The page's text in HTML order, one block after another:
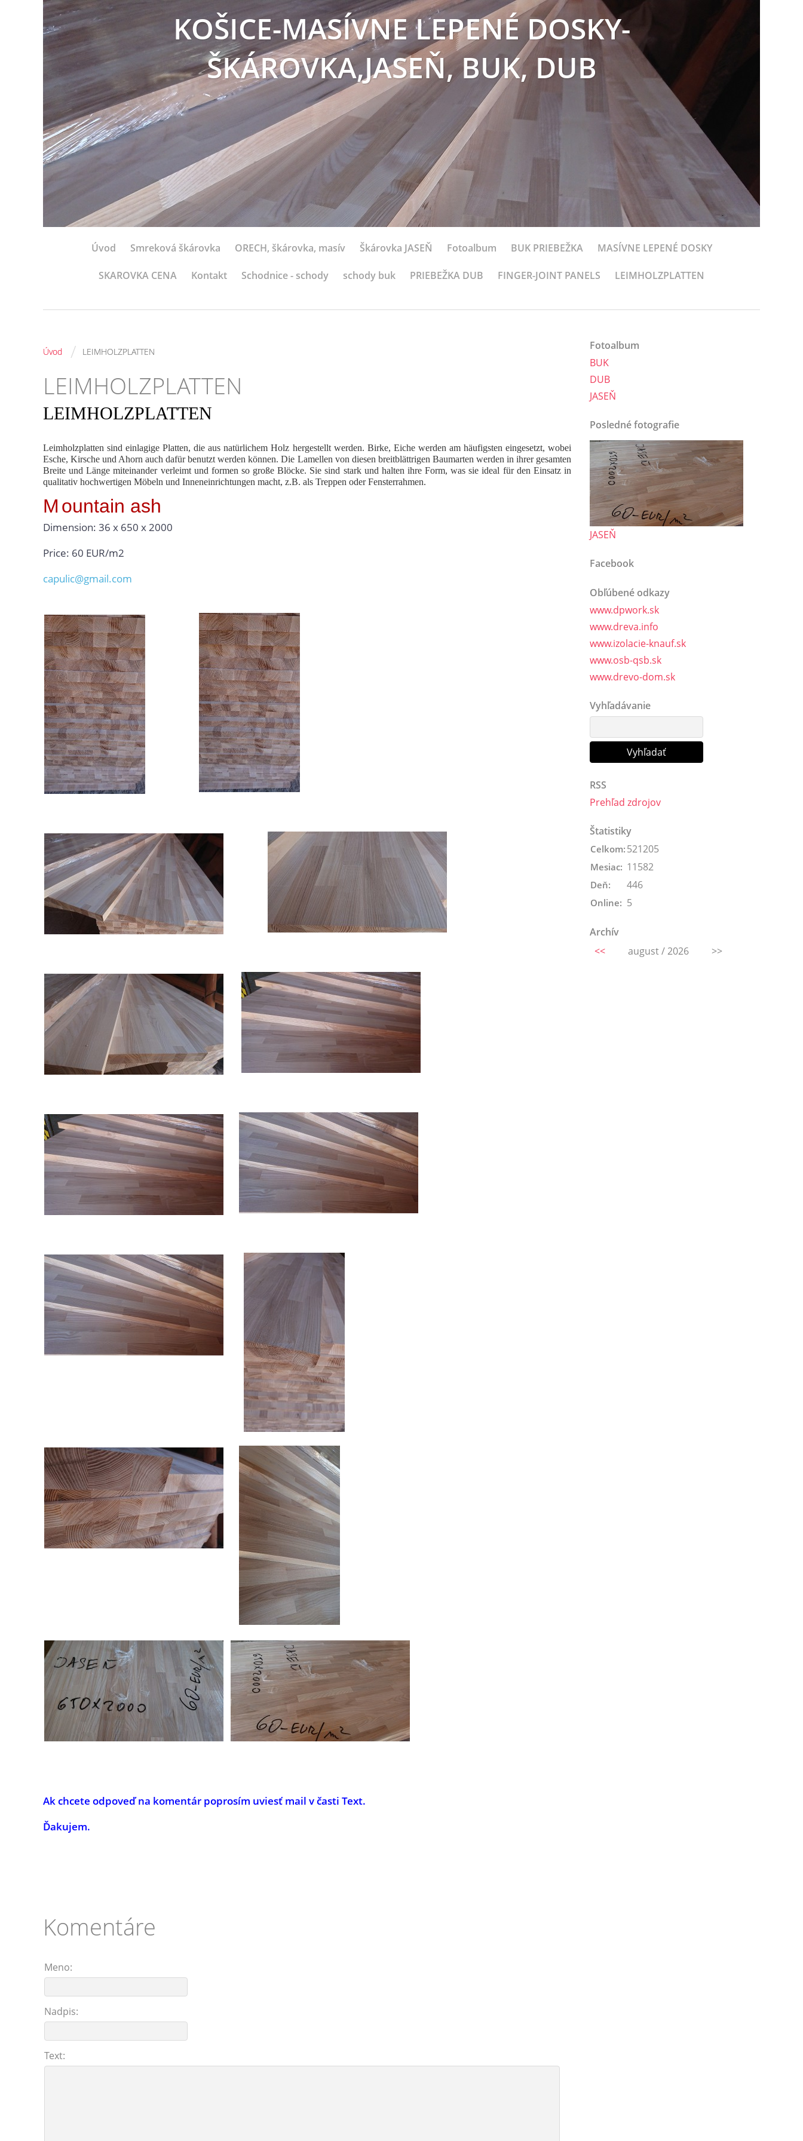
KOŠICE-MASÍVNE LEPENÉ DOSKY-
ŠKÁROVKA,JASEŇ, BUK, DUB
Úvod Smreková škárovka ORECH, škárovka, masív Škárovka JASEŇ Fotoalbum BUK PRIEBEŽKA MASÍVNE LEPENÉ DOSKY
SKAROVKA CENA Kontakt Schodnice - schody schody buk PRIEBEŽKA DUB FINGER-JOINT PANELS LEIMHOLZPLATTEN
Úvod / LEIMHOLZPLATTEN
LEIMHOLZPLATTEN
LEIMHOLZPLATTEN
Leimholzplatten sind einlagige Platten, die aus natürlichem Holz hergestellt werden. Birke, Eiche werden am häufigsten eingesetzt, wobei
Esche, Kirsche und Ahorn auch dafür benutzt werden können. Die Lamellen von diesen breitblättrigen Baumarten werden in ihrer gesamten
Breite und Länge miteinander verleimt und formen so große Blöcke. Sie sind stark und halten ihre Form, was sie ideal für den Einsatz in
qualitativ hochwertigen Möbeln und Inneneinrichtungen macht, z.B. als Treppen oder Fensterrahmen.
M ountain ash
Dimension: 36 x 650 x 2000
Price: 60 EUR/m2
capulic@gmail.com
Ak chcete odpoveď na komentár poprosím uviesť mail v časti Text.
Ďakujem.
Komentáre
Meno:
Nadpis:
Text:
Fotoalbum
BUK
DUB
JASEŇ
Posledné fotografie
JASEŇ
Facebook
Obľúbené odkazy
www.dpwork.sk
www.dreva.info
www.izolacie-knauf.sk
www.osb-qsb.sk
www.drevo-dom.sk
Vyhľadávanie
RSS
Prehľad zdrojov
Štatistiky
Online: 5
Celkom: 521205
Mesiac: 11582
Deň: 446
Archív
<<
august / 2026 >>